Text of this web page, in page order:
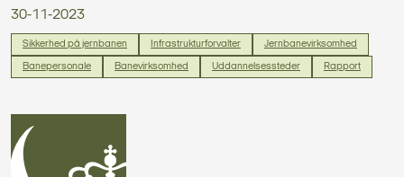
30-11-2023
Sikkerhed på jernbanen Infrastrukturforvalter Jernbanevirksomhed
Banepersonale Banevirksomhed Uddannelsessteder Rapport